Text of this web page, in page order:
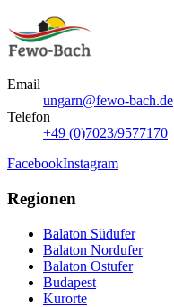
Email
ungarn@fewo-bach.de
Telefon
+49 (0)7023/9577170
FacebookInstagram
Regionen
Balaton Südufer
Balaton Nordufer
Balaton Ostufer
Budapest
Kurorte